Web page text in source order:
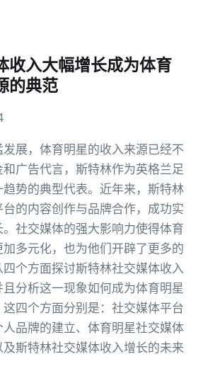
收入大幅增长成为体育
的典范
展，体育明星的收入来源已经不
广告代言，斯特林作为英格兰足
势的典型代表。近年来，斯特林
的内容创作与品牌合作，成功实
社交媒体的强大影响力使得体育
多元化，也为他们开辟了更多的
个方面探讨斯特林社交媒体收入
分析这一现象如何成为体育明星
四个方面分别是：社交媒体平台
品牌的建立、体育明星社交媒体
斯特林社交媒体收入增长的未来